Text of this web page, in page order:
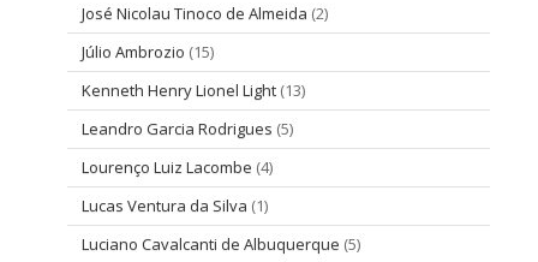
José Nicolau Tinoco de Almeida (2)
Júlio Ambrozio (15)
Kenneth Henry Lionel Light (13)
Leandro Garcia Rodrigues (5)
Lourenço Luiz Lacombe (4)
Lucas Ventura da Silva (1)
Luciano Cavalcanti de Albuquerque (5)